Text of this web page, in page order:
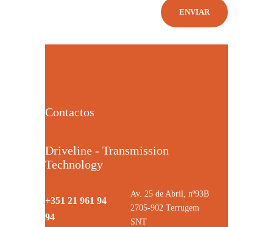
Contactos
Driveline - Transmission
Technology
+351 21 961 94
94
Av. 25 de Abril, nº93B
2705-902 Terrugem
SNT